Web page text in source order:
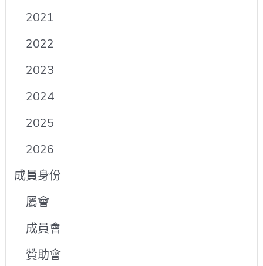
2021
2022
2023
2024
2025
2026
成員身份
屬會
成員會
贊助會